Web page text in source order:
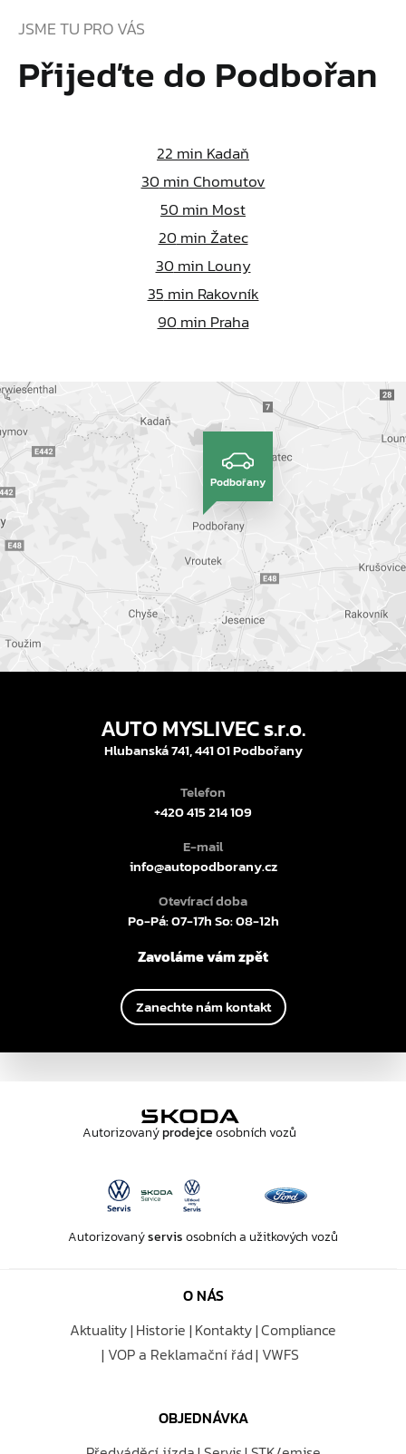
JSME TU PRO VÁS
Přijeďte do Podbořan
22min Kadaň
30min Chomutov
50min Most
20min Žatec
30min Louny
35min Rakovník
90min Praha
Podbořany
AUTO MYSLIVEC s.r.o.
Hlubanská 741, 441 01 Podbořany
Telefon
+420 415 214 109
E-mail
info@autopodborany.cz
Otevírací doba
Po-Pá: 07-17h So: 08-12h
Zavoláme vám zpět
Zanechte nám kontakt
Autorizovanýprodejceosobních vozů
Autorizovanýservisosobních a užitkových vozů
O NÁS
Aktuality Historie Kontakty Compliance
VOP a Reklamační řád VWFS
OBJEDNÁVKA